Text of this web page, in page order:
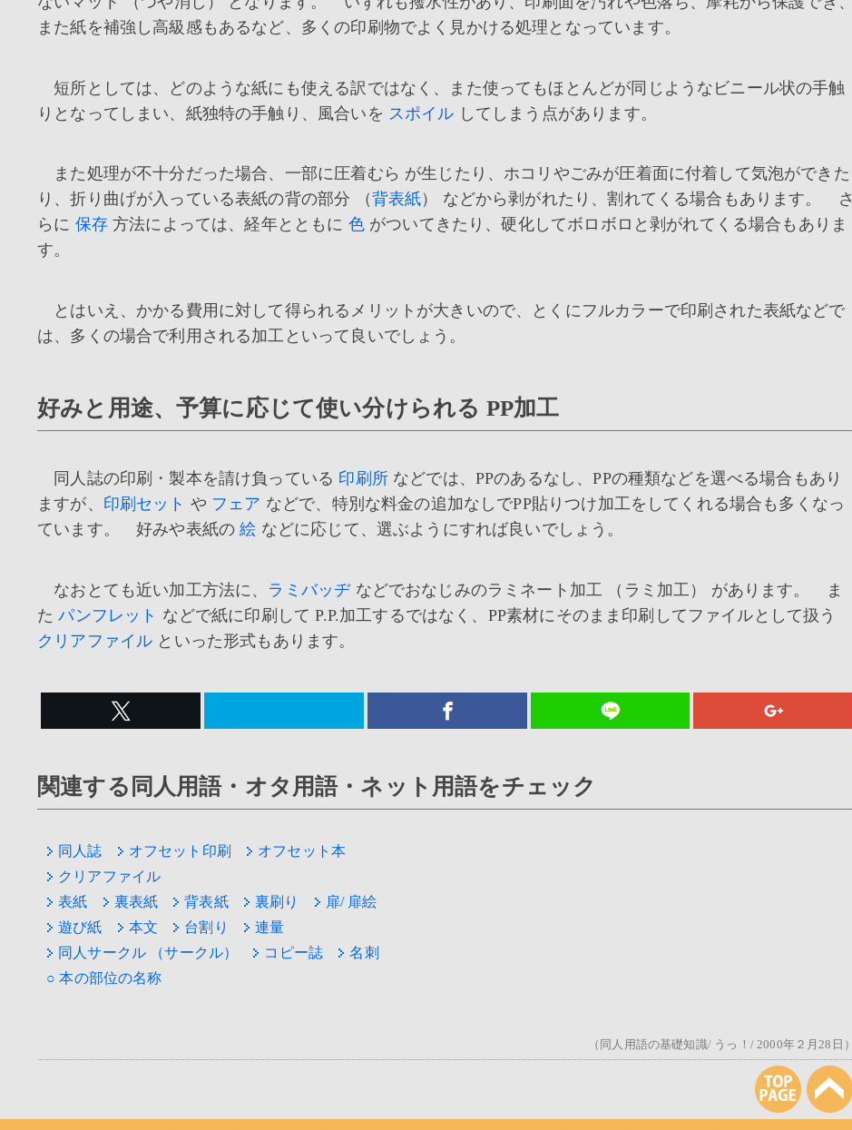
また紙を補強し高級感もあるなど、多くの印刷物でよく見かける処理となっています。
短所としては、どのような紙にも使える訳ではなく、また使ってもほとんどが同じようなビニール状の手触
りとなってしまい、紙独特の手触り、風合いを スポイル してしまう点があります。
また処理が不十分だった場合、一部に圧着むら が生じたり、ホコリやごみが圧着面に付着して気泡ができた
り、折り曲げが入っている表紙の背の部分 （背表紙） などから剥がれたり、割れてくる場合もあります。 さ
らに 保存方法によっては、経年とともに 色がついてきたり、硬化してボロボロと剥がれてくる場合もありま
す。
とはいえ、かかる費用に対して得られるメリットが大きいので、とくにフルカラーで印刷された表紙などで
は、多くの場合で利用される加工といって良いでしょう。
好みと用途、予算に応じて使い分けられる PP加工
同人誌の印刷・製本を請け負っている 印刷所などでは、PPのあるなし、PPの種類などを選べる場合もあり
ますが、 印刷セット や フェア などで、特別な料金の追加なしでPP貼りつけ加工をしてくれる場合も多くなっ
ています。 好みや表紙の絵 などに応じて、選ぶようにすれば良いでしょう。
なおとても近い加工方法に、 ラミバッヂなどでおなじみのラミネート加工 （ラミ加工） があります。 ま
たパンフレット などで紙に印刷して P.P.加工するではなく、PP素材にそのまま印刷してファイルとして扱う
クリアファイル といった形式もあります。
関連する同人用語・オタ用語・ネット用語をチェック
同人誌 オフセット印刷
オフセット本
クリアファイル
表紙
裏表紙 背表紙 裏刷り
扉/ 扉絵
遊び紙
本文 台割り
連量
同人サークル （サークル）
コピー誌
名刺
○ 本の部位の名称
（同人用語の基礎知識/ うっ！/ 2000年２月28日）